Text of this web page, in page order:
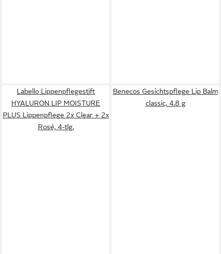
Labello Lippenpflegestift
HYALURON LIP MOISTURE
PLUS Lippenpflege 2x Clear + 2x
Rosé, 4-tlg.
Benecos Gesichtspflege Lip Balm
classic, 4.8 g